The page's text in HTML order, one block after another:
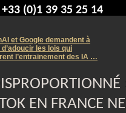
+33 (0)1 39 35 25 14
et Google demandent à
d’adoucir les lois qui
l’entrainement des IA …
EN FRANCE